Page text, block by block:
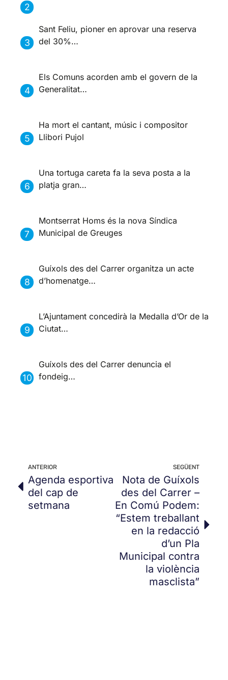
Sant Feliu, pioner en aprovar una reserva
del 30%…
Els Comuns acorden amb el govern de la
Generalitat…
Ha mort el cantant, músic i compositor
Llibori Pujol
Una tortuga careta fa la seva posta a la
platja gran…
Montserrat Homs és la nova Síndica
Municipal de Greuges
Guíxols des del Carrer organitza un acte
d’homenatge…
L’Ajuntament concedirà la Medalla d’Or de la
Ciutat…
Guíxols des del Carrer denuncia el
fondeig…
ANTERIOR
Agenda esportiva
del cap de
setmana
SEGÜENT
Nota de Guíxols
des del Carrer –
En Comú Podem:
“Estem treballant
en la redacció
d’un Pla
Municipal contra
la violència
masclista”